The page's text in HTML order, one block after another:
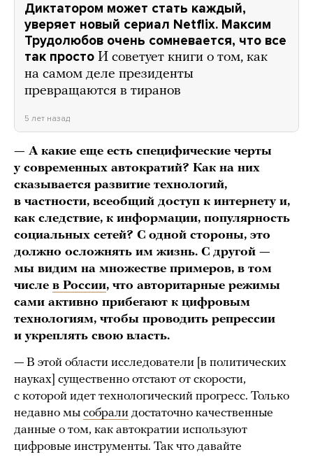
Диктатором может стать каждый,
уверяет новый сериал Netflix. Максим
Трудолюбов очень сомневается, что все
так просто И советует книги о том, как
на самом деле президенты
превращаются в тиранов
5 лет назад
— А какие еще есть специфические черты
у современных автократий? Как на них
сказывается развитие технологий,
в частности, всеобщий доступ к интернету и,
как следствие, к информации, популярность
социальных сетей? С одной стороны, это
должно осложнять им жизнь. С другой —
мы видим на множестве примеров, в том
числе в России, что авторитарные режимы
сами активно прибегают к цифровым
технологиям, чтобы проводить репрессии
и укреплять свою власть.
— В этой области исследователи [в политических
науках] существенно отстают от скорости,
с которой идет технологический прогресс. Только
недавно мы собрали достаточно качественные
данные о том, как автократии используют
цифровые инструменты. Так что давайте